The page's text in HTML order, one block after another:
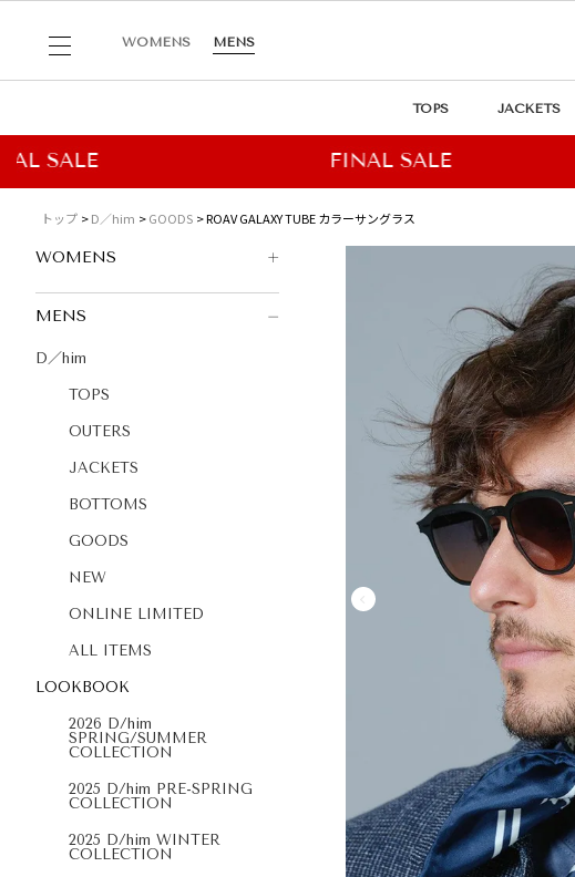
WOMENS MENS
TOPS JACKETS
トップ D／him GOODS ROAV GALAXY TUBE カラーサングラス
WOMENS
MENS
D／him
TOPS
OUTERS
JACKETS
BOTTOMS
GOODS
NEW
ONLINE LIMITED
ALL ITEMS
LOOKBOOK
2026 D/him
SPRING/SUMMER
COLLECTION
2025 D/him PRE-SPRING
COLLECTION
2025 D/him WINTER
COLLECTION